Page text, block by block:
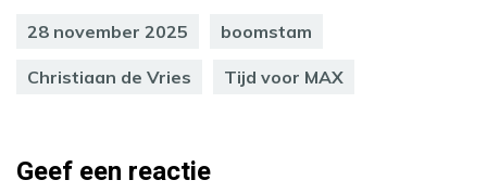
28 november 2025 boomstam
Christiaan de Vries Tijd voor MAX
Geef een reactie